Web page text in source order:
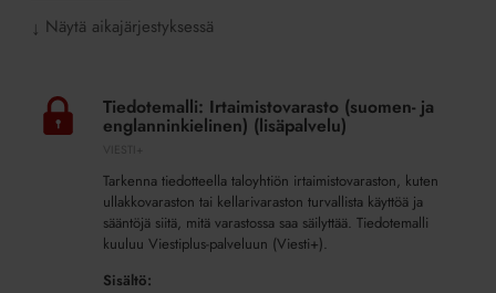
↓ Näytä aikajärjestyksessä
Irtaimistovarasto
(suomen-
Tiedotemalli: Irtaimistovarasto (suomen- ja
englanninkielinen) (lisäpalvelu)
Tarkenna tiedotteella taloyhtiön irtaimistovaraston, kuten
ullakkovaraston tai kellarivaraston turvallista käyttöä ja
sääntöjä siitä, mitä varastossa saa säilyttää. Tiedotemalli
kuuluu Viestiplus-palveluun (Viesti+).
Sisältö: